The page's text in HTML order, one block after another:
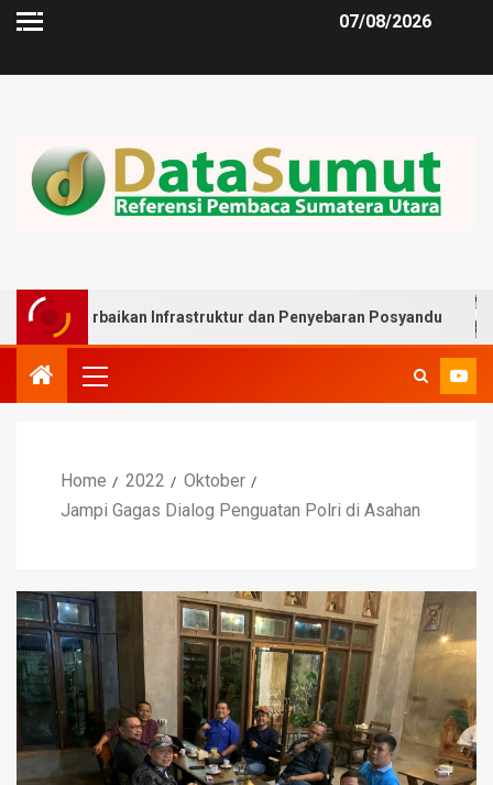
07/08/2026
Infrastruktur dan Penyebaran Posyandu
Home 2022
Oktober
Jampi Gagas Dialog Penguatan Polri di Asahan